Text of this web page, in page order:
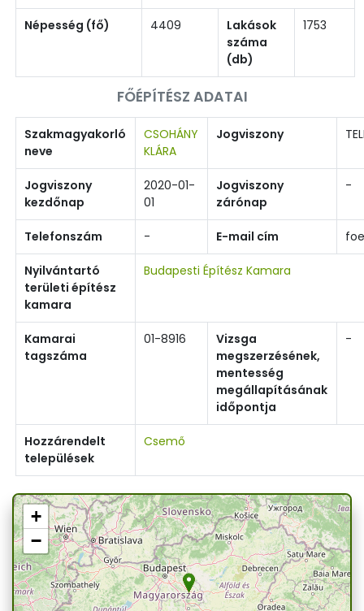
Népesség (fő) 4409
Lakások
száma
(db)
1753
FŐÉPÍTÉSZ ADATAI
Szakmagyakorló
neve
CSOHÁNY
KLÁRA
Jogviszony
Jogviszony
kezdőnap
2020-01-
01
Jogviszony
zárónap
-
Telefonszám - E-mail cím
Nyilvántartó
területi építész
kamara
Budapesti Építész Kamara
Kamarai
tagszáma
01-8916
Vizsga
megszerzésének,
mentesség
megállapításának
időpontja
-
Hozzárendelt
települések
Csemő
+
−